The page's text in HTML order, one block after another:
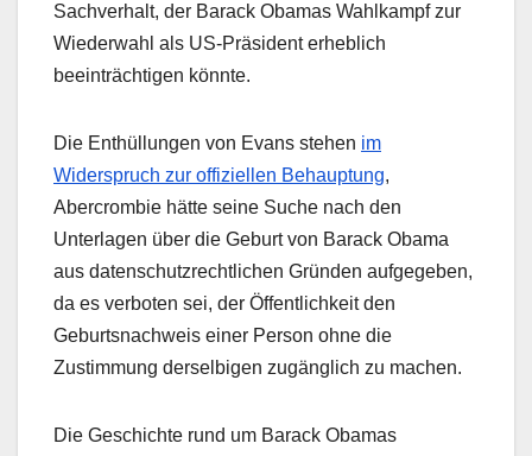
Sachverhalt, der Barack Obamas Wahlkampf zur
Wiederwahl als US-Präsident erheblich
beeinträchtigen könnte.
Die Enthüllungen von Evans stehen im
Widerspruch zur offiziellen Behauptung,
Abercrombie hätte seine Suche nach den
Unterlagen über die Geburt von Barack Obama
aus datenschutzrechtlichen Gründen aufgegeben,
da es verboten sei, der Öffentlichkeit den
Geburtsnachweis einer Person ohne die
Zustimmung derselbigen zugänglich zu machen.
Die Geschichte rund um Barack Obamas